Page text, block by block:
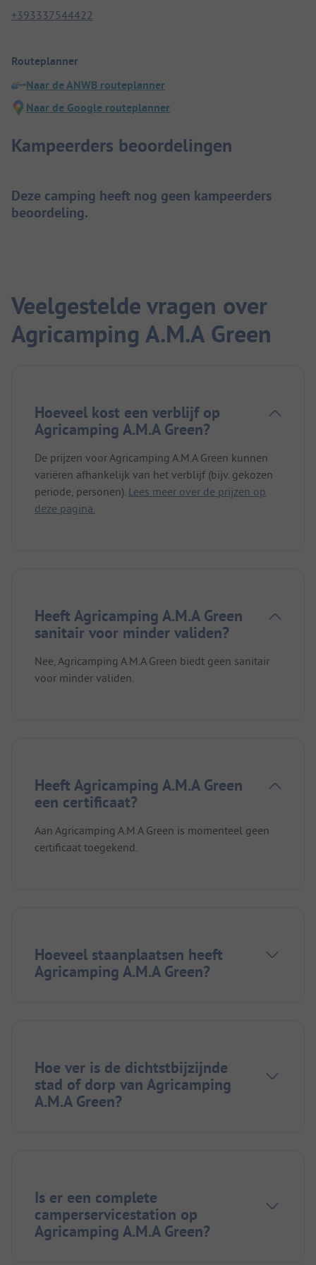
+393337544422
Routeplanner
Naar de ANWB routeplanner
Naar de Google routeplanner
Kampeerders beoordelingen
Deze camping heeft nog geen kampeerders
beoordeling.
Veelgestelde vragen over
Agricamping A.M.A Green
Hoeveel kost een verblijf op
Agricamping A.M.A Green?
De prijzen voor Agricamping A.M.A Green kunnen
variëren afhankelijk van het verblijf (bijv. gekozen
periode, personen). Lees meer over de prijzen op
deze pagina.
Heeft Agricamping A.M.A Green
sanitair voor minder validen?
Nee, Agricamping A.M.A Green biedt geen sanitair
voor minder validen.
Heeft Agricamping A.M.A Green
een certificaat?
Aan Agricamping A.M.A Green is momenteel geen
certificaat toegekend.
Hoeveel staanplaatsen heeft
Agricamping A.M.A Green?
Hoe ver is de dichtstbijzijnde
stad of dorp van Agricamping
A.M.A Green?
Is er een complete
camperservicestation op
Agricamping A.M.A Green?